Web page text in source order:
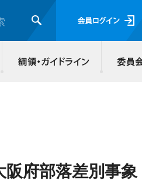
府部落差別事象